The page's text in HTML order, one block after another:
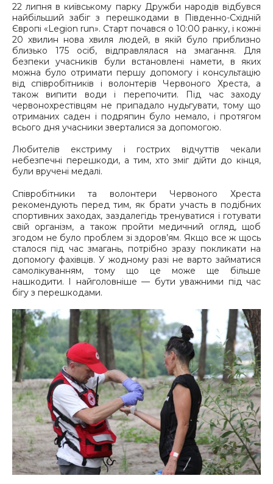
22 липня в київському парку Дружби народів відбувся
найбільший забіг з перешкодами в Південно-Східній
Європі «Legion run». Старт почався о 10:00 ранку, і кожні
20 хвилин нова хвиля людей, в якій було приблизно
близько 175 осіб, відправлялася на змагання. Для
безпеки учасників були встановлені намети, в яких
можна було отримати першу допомогу і консультацію
від співробітників і волонтерів Червоного Хреста, а
також випити води і перепочити. Під час заходу
червонохрестівцям не припадало нудьгувати, тому що
отриманих саден і подряпин було немало, і протягом
всього дня учасники зверталися за допомогою.
Любителів екстриму і гострих відчуттів чекали
небезпечні перешкоди, а тим, хто зміг дійти до кінця,
були вручені медалі.
Співробітники та волонтери Червоного Хреста
рекомендують перед тим, як брати участь в подібних
спортивних заходах, заздалегідь тренуватися і готувати
свій організм, а також пройти медичний огляд, щоб
згодом не було проблем зі здоров’ям. Якщо все ж щось
сталося під час змагань, потрібно зразу покликати на
допомогу фахівців. У жодному разі не варто займатися
самолікуванням, тому що це може ще більше
нашкодити. І найголовніше — бути уважними під час
бігу з перешкодами.